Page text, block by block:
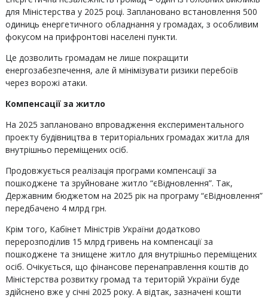
для Міністерства у 2025 році. Заплановано встановлення 500
одиниць енергетичного обладнання у громадах, з особливим
фокусом на прифронтові населені пункти.
Це дозволить громадам не лише покращити
енергозабезпечення, але й мінімізувати ризики перебоїв
через ворожі атаки.
Компенсації за житло
На 2025 заплановано впровадження експериментального
проекту будівництва в територіальних громадах житла для
внутрішньо переміщених осіб.
Продовжується реалізація програми компенсації за
пошкоджене та зруйноване житло “єВідновлення”. Так,
Державним бюджетом на 2025 рік на програму “єВідновлення”
передбачено 4 млрд грн.
Крім того, Кабінет Міністрів України додатково
перерозподілив 15 млрд гривень на компенсації за
пошкоджене та знищене житло для внутрішньо переміщених
осіб. Очікується, що фінансове перенаправлення коштів до
Міністерства розвитку громад та територій України буде
здійснено вже у січні 2025 року. А відтак, зазначені кошти